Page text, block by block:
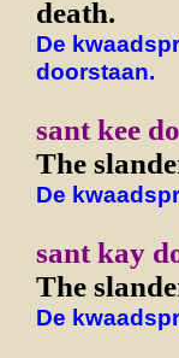
death.
De
doorstaan.
sant kee
The
De
sant kay
The
De